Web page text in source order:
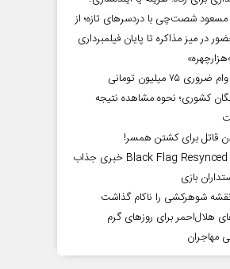
شصت‌چی با دردسر‌های تازه؛ از
در میز مذاکره تا پایان فیلمبرداری
استعلام وام ضروری ۷۵ میلیون تومانی
کشوری؛ نحوه مشاهده نتیجه
قاتل برای کشتن همسر!
بازگشت Black Flag Resynced خبری جذاب
بازی
شوهرکشی را ناکام گذاشت
هلال‌احمر برای روز‌های گرم
مهاجران